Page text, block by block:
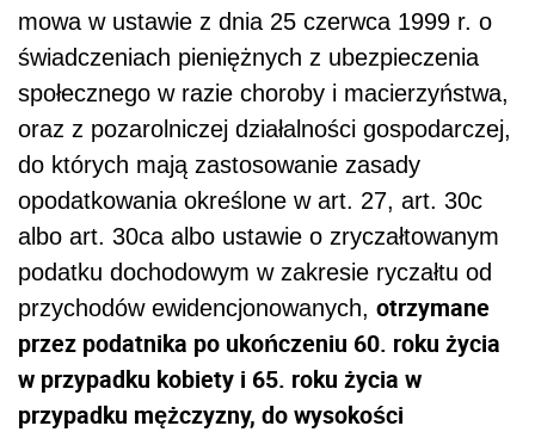
mowa w ustawie z dnia 25 czerwca 1999 r. o
świadczeniach pieniężnych z ubezpieczenia
społecznego w razie choroby i macierzyństwa,
oraz z pozarolniczej działalności gospodarczej,
do których mają zastosowanie zasady
opodatkowania określone w art. 27, art. 30c
albo art. 30ca albo ustawie o zryczałtowanym
podatku dochodowym w zakresie ryczałtu od
przychodów ewidencjonowanych, otrzymane
przez podatnika po ukończeniu 60. roku życia
w przypadku kobiety i 65. roku życia w
przypadku mężczyzny, do wysokości